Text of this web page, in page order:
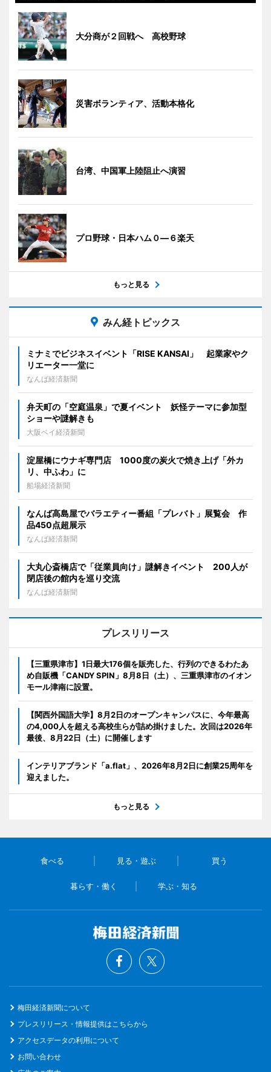
大分商が２回戦へ 高校野球
災害ボランティア、活動本格化
台湾、中国軍上陸阻止へ演習
プロ野球・日本ハム０―６楽天
もっと見る
みん経トピックス
ミナミでビジネスイベント「RISE KANSAI」 起業家やク
リエーター一堂に
なんば経済新聞
弁天町の「空庭温泉」で夏イベント 妖怪テーマに参加型
ショーや謎解きも
大阪ベイ経済新聞
淀屋橋にウナギ専門店 1000度の炭火で焼き上げ「外カ
リ、中ふわ」に
船場経済新聞
なんば高島屋でバラエティー番組「プレバト」展覧会 作
品450点超展示
なんば経済新聞
大丸心斎橋店で「従業員向け」謎解きイベント 200人が
閉店後の館内を巡り交流
なんば経済新聞
プレスリリース
【三重県津市】1日最大176個を販売した、行列のできるわたあ
め自販機「CANDY SPIN」8月8日（土）、三重県津市のイオン
モール津南に設置。
【関西外国語大学】8月2日のオープンキャンパスに、今年最高
の4,000人を超える高校生らが詰め掛けました。次回は2026年
最後、8月22日（土）に開催します
インテリアブランド「a.flat」、2026年8月2日に創業25周年を
迎えました。
もっと見る
食べる 見る・遊ぶ 買う
暮らす・働く 学ぶ・知る
梅田経済新聞について
プレスリリース・情報提供はこちらから
アクセスデータの利用について
お問い合わせ